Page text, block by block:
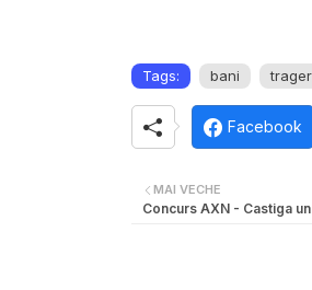
Tags: bani
Facebook
MAI VECHE
Concurs AXN - Castiga